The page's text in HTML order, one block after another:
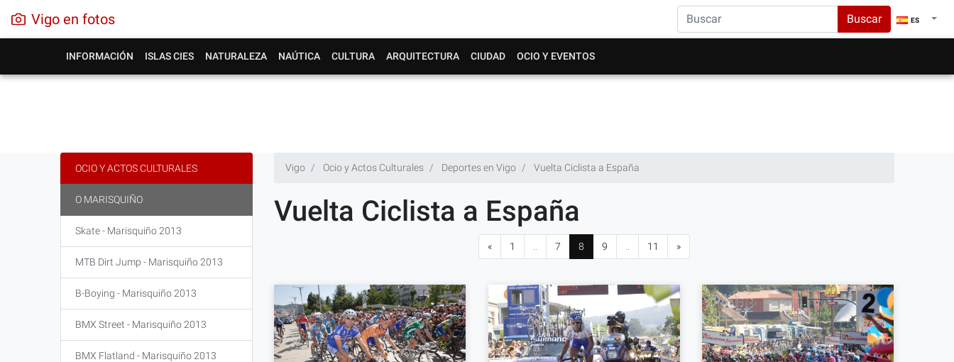
Vigo en fotos Buscar ES
INFORMACIÓN ISLAS CIES NATURALEZA NAÚTICA CULTURA ARQUITECTURA CIUDAD OCIO Y EVENTOS
Vigo Ocio y Actos Culturales Deportes en Vigo Vuelta Ciclista a España
Vuelta Ciclista a España
« 1 7 8 9 11 »
OCIO Y ACTOS CULTURALES
O MARISQUIÑO
Skate - Marisquiño 2013
MTB Dirt Jump - Marisquiño 2013
B-Boying - Marisquiño 2013
BMX Street - Marisquiño 2013
BMX Flatland - Marisquiño 2013